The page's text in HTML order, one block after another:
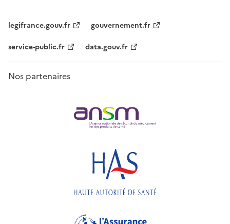
legifrance.gouv.fr
gouvernement.fr
service-public.fr
data.gouv.fr
Nos partenaires